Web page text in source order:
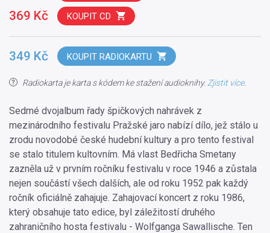
Sedmé dvojalbum řady špičkových nahrávek z
mezinárodního festivalu Pražské jaro nabízí dílo, jež stálo u
zrodu novodobé české hudební kultury a pro tento festival
se stalo titulem kultovním. Má vlast Bedřicha Smetany
zazněla už v prvním ročníku festivalu v roce 1946 a zůstala
nejen součástí všech dalších, ale od roku 1952 pak každý
ročník oficiálně zahajuje. Zahajovací koncert z roku 1986,
který obsahuje tato edice, byl záležitostí druhého
zahraničního hosta festivalu - Wolfganga Sawallische. Ten
369 Kč KOUPIT CD
349 Kč KOUPIT RADIOKARTU
Radiokarta je karta s kódem ke stažení audioknihy. Zjistit více.